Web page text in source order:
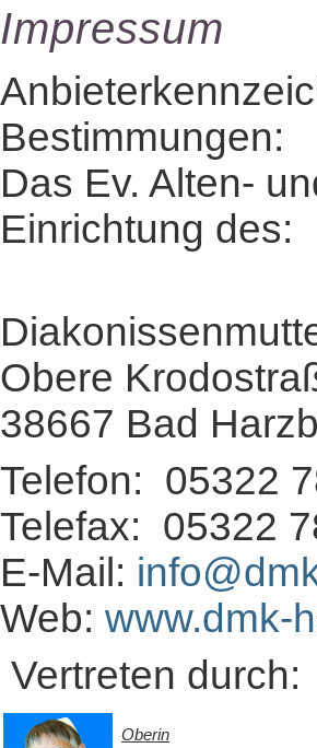
Impressum
Bestimmungen:
Das Ev. Alten-
Einrichtung des:
Obere
38667 Bad
Telefon: 05322
Telefax: 05322
E-Mail:
Web: www.dmk-
Vertreten durch:
Oberin